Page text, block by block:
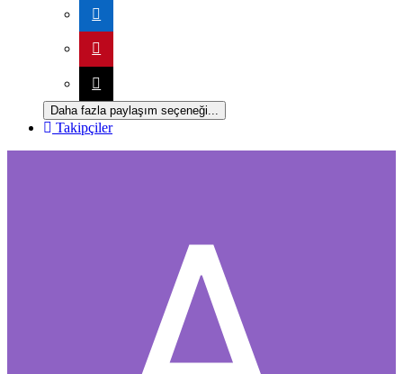
Daha fazla paylaşım seçeneği...
Takipçiler
*